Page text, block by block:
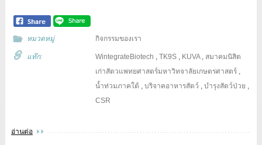
หมวดหมู่ กิจกรรมของเรา
แท๊ก: WintegrateBiotech ,TK9S , KUVA, สมาคมนิสิต
เก่าสัตวแพทยศาสตร์มหาวิทจาลัยเกษตรศาสตร์ ,
น้ำท่วมภาคใต้ ,บริจาคอาหารสัตว์ ,บำรุงสัตว์ป่วย ,
CSR
อ่านต่อ